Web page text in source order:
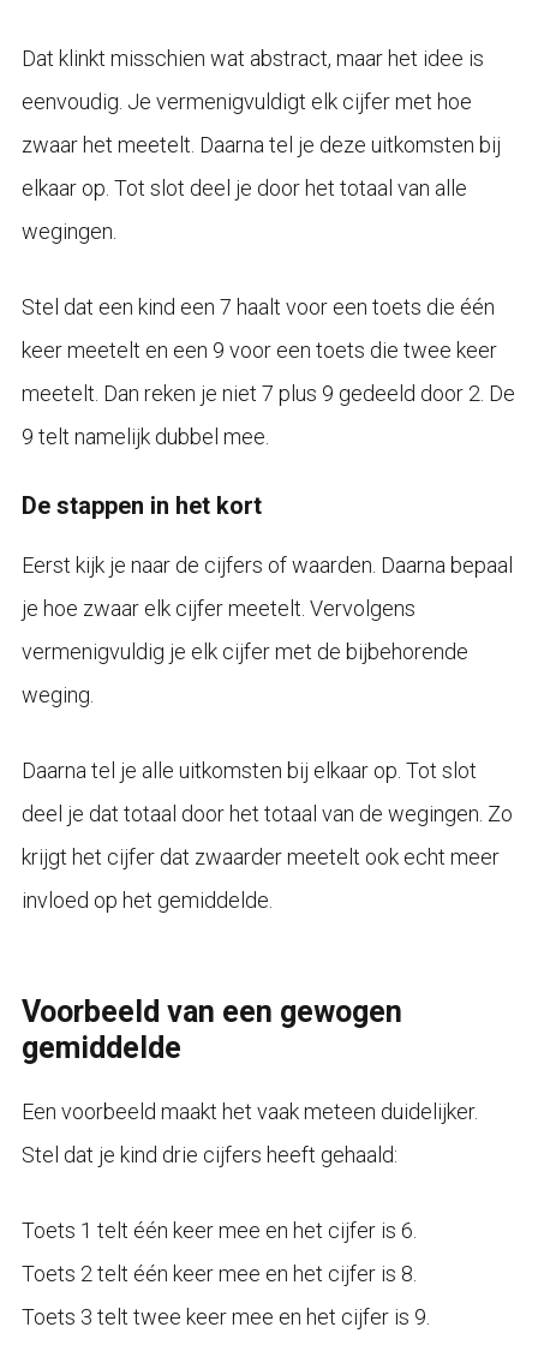
Dat klinkt misschien wat abstract, maar het idee is
eenvoudig. Je vermenigvuldigt elk cijfer met hoe
zwaar het meetelt. Daarna tel je deze uitkomsten bij
elkaar op. Tot slot deel je door het totaal van alle
wegingen.
Stel dat een kind een 7 haalt voor een toets die één
keer meetelt en een 9 voor een toets die twee keer
meetelt. Dan reken je niet 7 plus 9 gedeeld door 2. De
9 telt namelijk dubbel mee.
De stappen in het kort
Eerst kijk je naar de cijfers of waarden. Daarna bepaal
je hoe zwaar elk cijfer meetelt. Vervolgens
vermenigvuldig je elk cijfer met de bijbehorende
weging.
Daarna tel je alle uitkomsten bij elkaar op. Tot slot
deel je dat totaal door het totaal van de wegingen. Zo
krijgt het cijfer dat zwaarder meetelt ook echt meer
invloed op het gemiddelde.
Voorbeeld van een gewogen
gemiddelde
Een voorbeeld maakt het vaak meteen duidelijker.
Stel dat je kind drie cijfers heeft gehaald:
Toets 1 telt één keer mee en het cijfer is 6.
Toets 2 telt één keer mee en het cijfer is 8.
Toets 3 telt twee keer mee en het cijfer is 9.